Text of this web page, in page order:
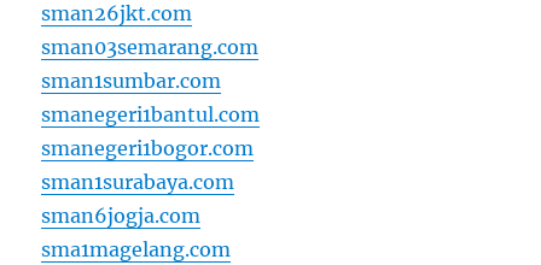
sman26jkt.com
sman03semarang.com
sman1sumbar.com
smanegeri1bantul.com
smanegeri1bogor.com
sman1surabaya.com
sman6jogja.com
sma1magelang.com